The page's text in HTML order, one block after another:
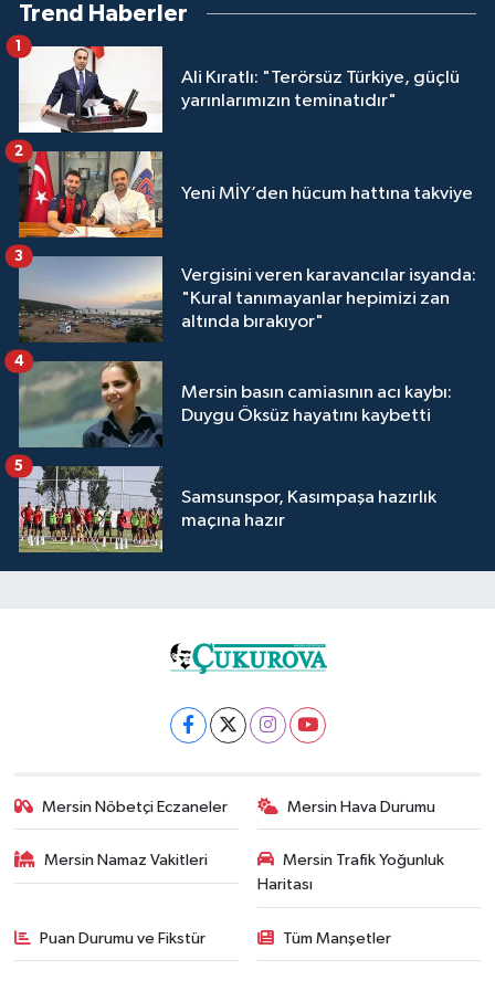
Trend Haberler
Ali Kıratlı: "Terörsüz Türkiye, güçlü
yarınlarımızın teminatıdır"
1
Yeni MİY’den hücum hattına takviye
2
Vergisini veren karavancılar isyanda:
"Kural tanımayanlar hepimizi zan
altında bırakıyor"
3
Mersin basın camiasının acı kaybı:
Duygu Öksüz hayatını kaybetti
4
Samsunspor, Kasımpaşa hazırlık
maçına hazır
5
Mersin Nöbetçi Eczaneler Mersin Hava Durumu
Mersin Namaz Vakitleri
Mersin Trafik Yoğunluk
Haritası
Puan Durumu ve Fikstür Tüm Manşetler